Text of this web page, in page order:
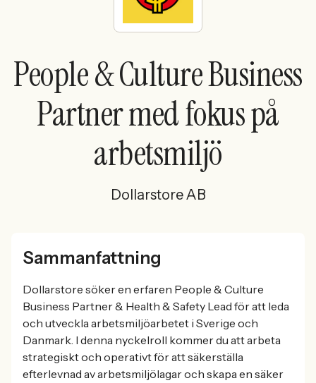
Sök med AI
Ny här? Skapa konto
People & Culture Business
Partner med fokus på
arbetsmiljö
Dollarstore AB
Sammanfattning
Dollarstore söker en erfaren People & Culture
Business Partner & Health & Safety Lead för att leda
och utveckla arbetsmiljöarbetet i Sverige och
Danmark. I denna nyckelroll kommer du att arbeta
strategiskt och operativt för att säkerställa
efterlevnad av arbetsmiljölagar och skapa en säker